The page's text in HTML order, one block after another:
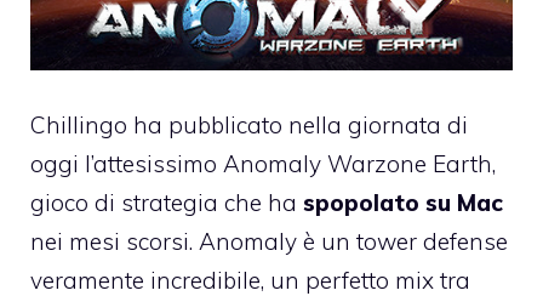
Chillingo ha pubblicato nella giornata di
oggi l’attesissimo Anomaly Warzone Earth,
gioco di strategia che ha spopolato su Mac
nei mesi scorsi. Anomaly è un tower defense
veramente incredibile, un perfetto mix tra